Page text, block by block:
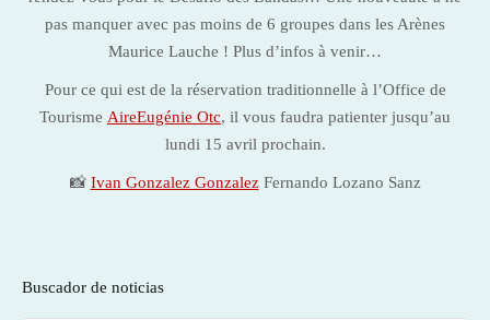
pas manquer avec pas moins de 6 groupes dans les Arènes
Maurice Lauche ! Plus d’infos à venir…
Pour ce qui est de la réservation traditionnelle à l’Office de
Tourisme AireEugénie Otc, il vous faudra patienter jusqu’au
lundi 15 avril prochain.
📸 Ivan Gonzalez GonzalezFernando Lozano Sanz
Buscador de noticias